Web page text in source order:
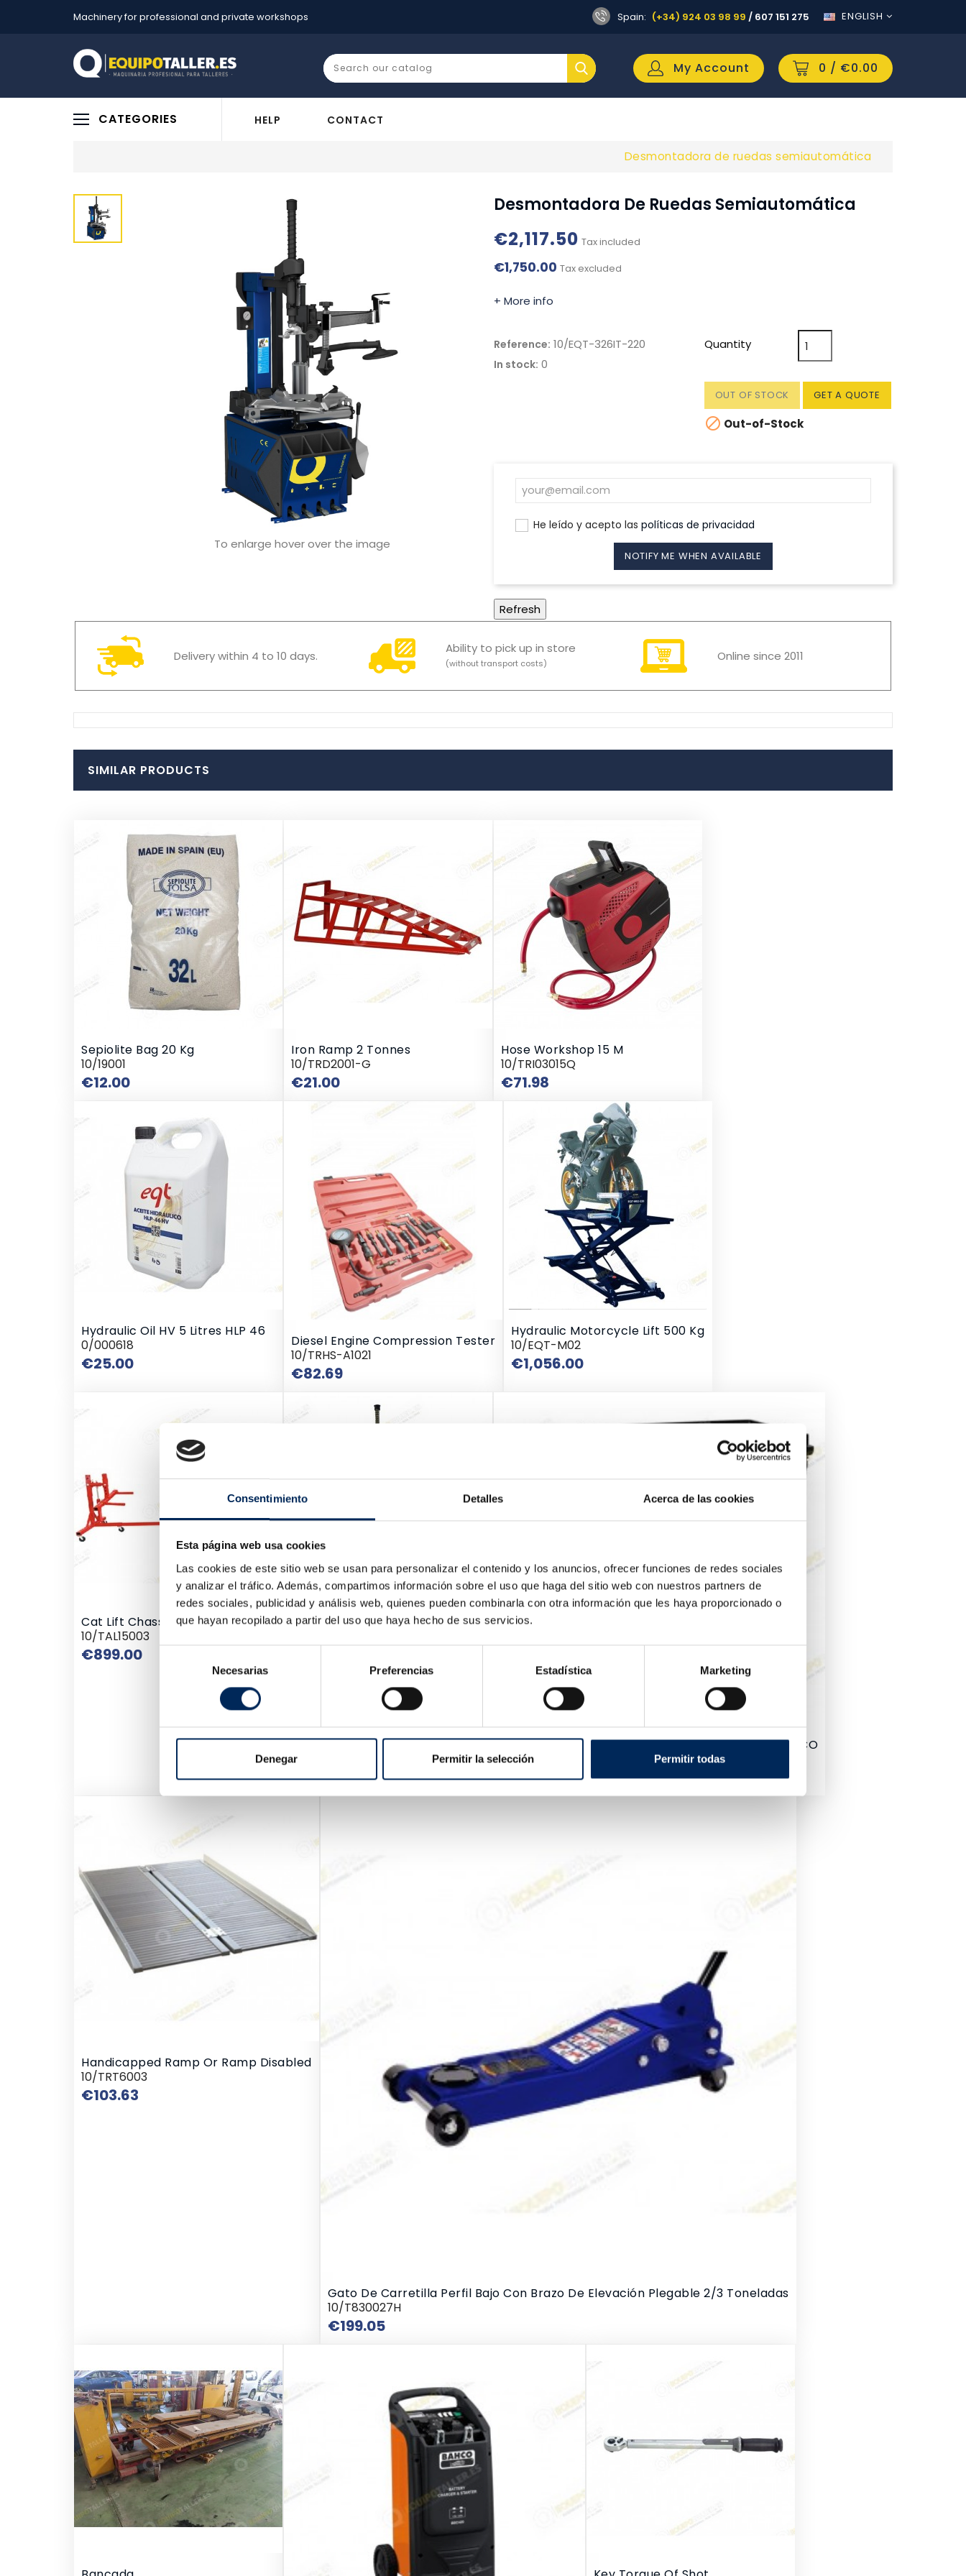
Consentimiento Detalles Acerca de las cookies
Esta página web usa cookies
Las cookies de este sitio web se usan para personalizar el contenido y los anuncios, ofrecer funciones de redes sociales
y analizar el tráfico. Además, compartimos información sobre el uso que haga del sitio web con nuestros partners de
redes sociales, publicidad y análisis web, quienes pueden combinarla con otra información que les haya proporcionado o
que hayan recopilado a partir del uso que haya hecho de sus servicios.
consentimiento
Necesarias Preferencias Estadística Marketing
Denegar Permitir la selección Permitir todas
Machinery for professional and private workshops Spain: (+34) 924 03 98 99 / 607 151 275 ENGLISH
0 / €0.00
My Account
CATEGORIES HELP CONTACT
Desmontadora de ruedas semiautomática
To enlarge hover over the image
Desmontadora De Ruedas Semiautomática
€2,117.50 Tax included
€1,750.00 Tax excluded
+ More info
Reference: 10/EQT-326IT-220
In stock: 0
Quantity
OUT OF STOCK GET A QUOTE
 Out-of-Stock
He leído y acepto las políticas de privacidad
NOTIFY ME WHEN AVAILABLE
Delivery within 4 to 10 days. Ability to pick up in store
(without transport costs)
Online since 2011
SIMILAR PRODUCTS
Sepiolite Bag 20 Kg
10/19001
€12.00Price
Iron Ramp 2 Tonnes
10/TRD2001-G
€21.00Price
Hose Workshop 15 M
10/TRI03015Q
€71.98
Hydraulic Oil HV 5 Litres HLP 46
0/000618
€25.00Price
Diesel Engine Compression Tester
10/TRHS-A1021
€82.69Price
Hydraulic Motorcycle Lift 500 Kg
10/EQT-M02
€1,056.00Price
Cat Lift Chassis
10/TAL15003
€899.00Price
Tyre Changer Basic
Copy Of Carro De Herramientas Sin Dotación BAHCO
10/EQT-C007
€229.14Price
Handicapped Ramp Or Ramp Disabled
10/TRT6003
€103.63
Gato De Carretilla Perfil Bajo Con Brazo De Elevación Plegable 2/3 Toneladas
10/T830027H
€199.05Price